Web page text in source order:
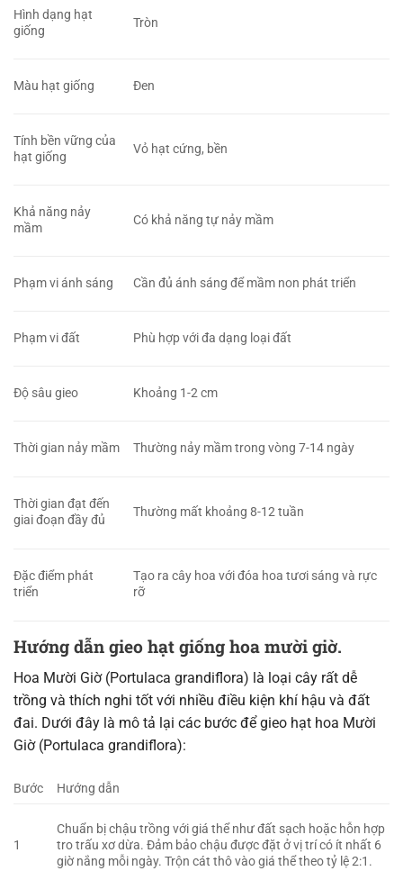
Hình dạng hạt
giống
Tròn
Màu hạt giống Đen
Tính bền vững của
hạt giống
Vỏ hạt cứng, bền
Khả năng nảy
mầm
Có khả năng tự nảy mầm
Phạm vi ánh sáng Cần đủ ánh sáng để mầm non phát triển
Phạm vi đất Phù hợp với đa dạng loại đất
Độ sâu gieo Khoảng 1-2 cm
Thời gian nảy mầm Thường nảy mầm trong vòng 7-14 ngày
Thời gian đạt đến
giai đoạn đầy đủ
Thường mất khoảng 8-12 tuần
Đặc điểm phát
triển
Tạo ra cây hoa với đóa hoa tươi sáng và rực
rỡ
Hướng dẫn gieo hạt giống hoa mười giờ.
Hoa Mười Giờ (Portulaca grandiflora) là loại cây rất dễ
trồng và thích nghi tốt với nhiều điều kiện khí hậu và đất
đai. Dưới đây là mô tả lại các bước để gieo hạt hoa Mười
Giờ (Portulaca grandiflora):
Bước Hướng dẫn
1
Chuẩn bị chậu trồng với giá thể như đất sạch hoặc hỗn hợp
tro trấu xơ dừa. Đảm bảo chậu được đặt ở vị trí có ít nhất 6
giờ nắng mỗi ngày. Trộn cát thô vào giá thể theo tỷ lệ 2:1.